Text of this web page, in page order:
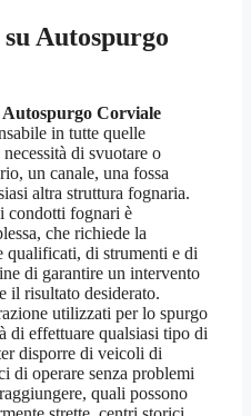
Autospurgo
Autospurgo Corviale
in tutte quelle
di svuotare o
un canale, una fossa
altra struttura fognaria.
condotti fognari è
che richiede la
qualificati, di strumenti e di
di garantire un intervento
il risultato desiderato.
utilizzati per lo spurgo
di effettuare qualsiasi tipo di
disporre di veicoli di
di operare senza problemi
quali possono